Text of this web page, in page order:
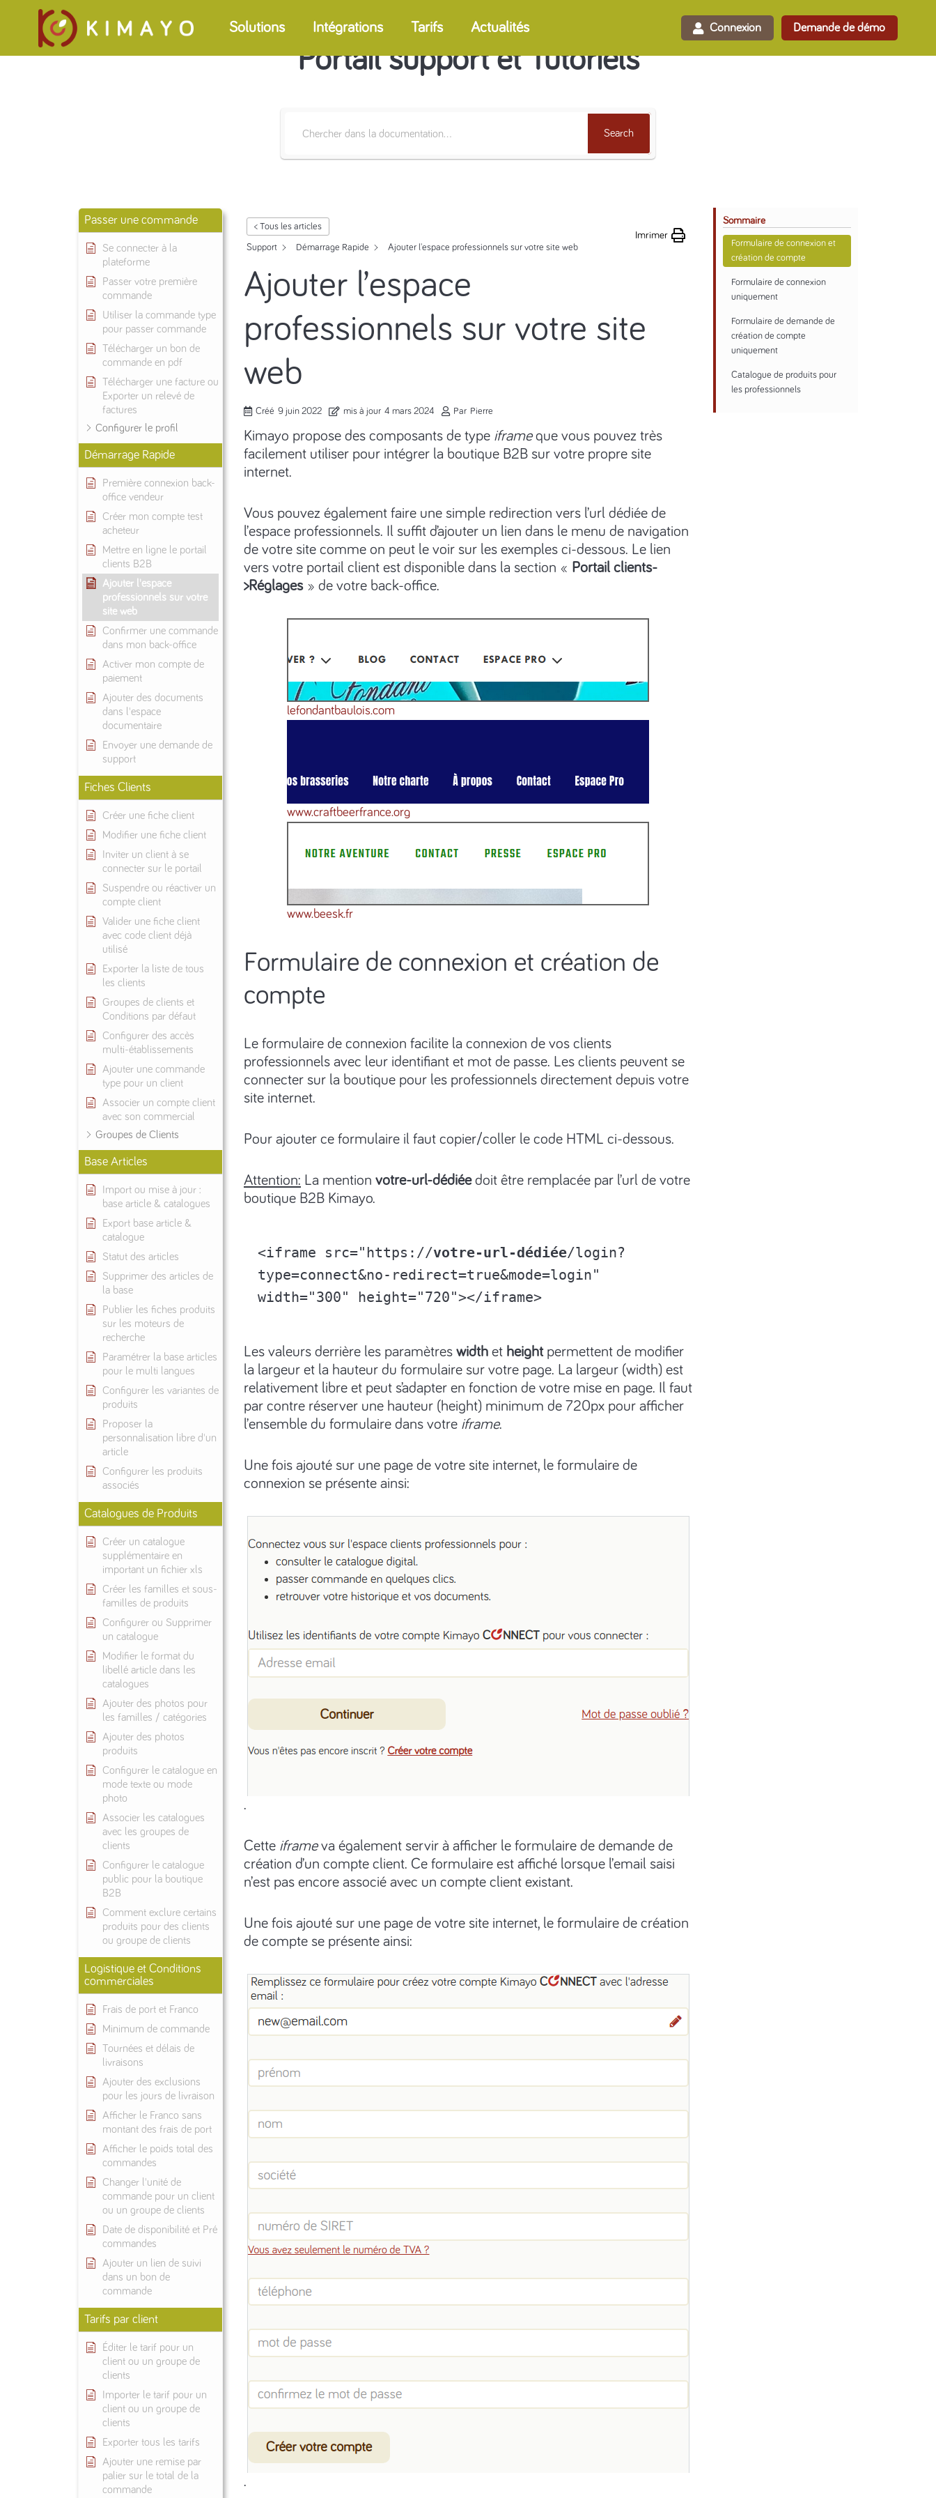
Solutions Intégrations Tarifs Actualités Connexion Demande de démo
Portail support et Tutoriels
Search
Passer une commande
Se connecter à la
plateforme
Passer votre première
commande
Utiliser la commande type
pour passer commande
Télécharger un bon de
commande en pdf
Télécharger une facture ou
Exporter un relevé de
factures
Configurer le profil
Démarrage Rapide
Première connexion back-
office vendeur
Créer mon compte test
acheteur
Mettre en ligne le portail
clients B2B
Ajouter l'espace
professionnels sur votre
site web
Confirmer une commande
dans mon back-office
Activer mon compte de
paiement
Ajouter des documents
dans l'espace
documentaire
Envoyer une demande de
support
Fiches Clients
Créer une fiche client
Modifier une fiche client
Inviter un client à se
connecter sur le portail
Suspendre ou réactiver un
compte client
Valider une fiche client
avec code client déjà
utilisé
Exporter la liste de tous
les clients
Groupes de clients et
Conditions par défaut
Configurer des accès
multi-établissements
Ajouter une commande
type pour un client
Associer un compte client
avec son commercial
Groupes de Clients
Base Articles
Import ou mise à jour :
base article & catalogues
Export base article &
catalogue
Statut des articles
Supprimer des articles de
la base
Publier les fiches produits
sur les moteurs de
recherche
Paramétrer la base articles
pour le multi langues
Configurer les variantes de
produits
Proposer la
personnalisation libre d'un
article
Configurer les produits
associés
Catalogues de Produits
Créer un catalogue
supplémentaire en
important un fichier xls
Créer les familles et sous-
familles de produits
Configurer ou Supprimer
un catalogue
Modifier le format du
libellé article dans les
catalogues
Ajouter des photos pour
les familles / catégories
Ajouter des photos
produits
Configurer le catalogue en
mode texte ou mode
photo
Associer les catalogues
avec les groupes de
clients
Configurer le catalogue
public pour la boutique
B2B
Comment exclure certains
produits pour des clients
ou groupe de clients
Logistique et Conditions
commerciales
Frais de port et Franco
Minimum de commande
Tournées et délais de
livraisons
Ajouter des exclusions
pour les jours de livraison
Afficher le Franco sans
montant des frais de port
Afficher le poids total des
commandes
Changer l'unité de
commande pour un client
ou un groupe de clients
Date de disponibilité et Pré
commandes
Ajouter un lien de suivi
dans un bon de
commande
Tarifs par client
Éditer le tarif pour un
client ou un groupe de
clients
Importer le tarif pour un
client ou un groupe de
clients
Exporter tous les tarifs
Ajouter une remise par
palier sur le total de la
commande
< Tous les articles
Support Démarrage Rapide Ajouter l'espace professionnels sur votre site web
Imrimer
Ajouter l’espace
professionnels sur votre site
web
Créé 9 juin 2022 mis à jour 4 mars 2024 Par Pierre
Kimayo propose des composants de type iframeque vous pouvez très
facilement utiliser pour intégrer la boutique B2B sur votre propre site
internet.
Vous pouvez également faire une simple redirection vers l’url dédiée de
l’espace professionnels. Il suffit d’ajouter un lien dans le menu de navigation
de votre site comme on peut le voir sur les exemples ci-dessous. Le lien
vers votre portail client est disponible dans la section « Portail clients-
>Réglages» de votre back-office.
lefondantbaulois.com
www.craftbeerfrance.org
www.beesk.fr
Formulaire de connexion et création de
compte
Le formulaire de connexion facilite la connexion de vos clients
professionnels avec leur identifiant et mot de passe. Les clients peuvent se
connecter sur la boutique pour les professionnels directement depuis votre
site internet.
Pour ajouter ce formulaire il faut copier/coller le code HTML ci-dessous.
Attention: La mention votre-url-dédiéedoit être remplacée par l’url de votre
boutique B2B Kimayo.
<iframe src="https://votre-url-dédiée/login?
type=connect&no-redirect=true&mode=login"
width="300" height="720"></iframe>
Les valeurs derrière les paramètres width et heightpermettent de modifier
la largeur et la hauteur du formulaire sur votre page. La largeur (width) est
relativement libre et peut s’adapter en fonction de votre mise en page. Il faut
par contre réserver une hauteur (height) minimum de 720px pour afficher
l’ensemble du formulaire dans votre iframe.
Une fois ajouté sur une page de votre site internet, le formulaire de
connexion se présente ainsi:
.
Cette iframeva également servir à afficher le formulaire de demande de
création d’un compte client. Ce formulaire est affiché lorsque l’email saisi
n’est pas encore associé avec un compte client existant.
Une fois ajouté sur une page de votre site internet, le formulaire de création
de compte se présente ainsi:
.
Sommaire
Formulaire de connexion et
création de compte
Formulaire de connexion
uniquement
Formulaire de demande de
création de compte
uniquement
Catalogue de produits pour
les professionnels